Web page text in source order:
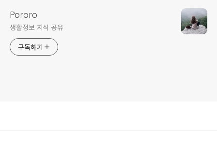
Pororo
생활정보 지식 공유
구독하기